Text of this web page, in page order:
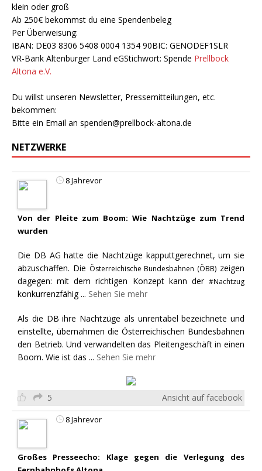
klein oder groß
Ab 250€ bekommst du eine Spendenbeleg
Per Überweisung:
IBAN: DE03 8306 5408 0004 1354 90BIC: GENODEF1SLR
VR-Bank Altenburger Land eGStichwort: Spende Prellbock
Altona e.V.
Du willst unseren Newsletter, Pressemitteilungen, etc.
bekommen:
Bitte ein Email an spenden@prellbock-altona.de
NETZWERKE
8 Jahrevor
Von der Pleite zum Boom: Wie Nachtzüge zum Trend
wurden
Die DB AG hatte die Nachtzüge kapputtgerechnet, um sie
abzuschaffen. Die Österreichische Bundesbahnen (ÖBB) zeigen
dagegen: mit dem richtigen Konzept kann der #Nachtzug
konkurrenzfähig ... Sehen Sie mehr
Als die DB ihre Nachtzüge als unrentabel bezeichnete und
einstellte, übernahmen die Österreichischen Bundesbahnen
den Betrieb. Und verwandelten das Pleitengeschäft in einen
Boom. Wie ist das ... Sehen Sie mehr
5 Ansicht auf facebook
8 Jahrevor
Großes Presseecho: Klage gegen die Verlegung des